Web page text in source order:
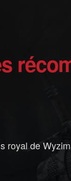
royal de